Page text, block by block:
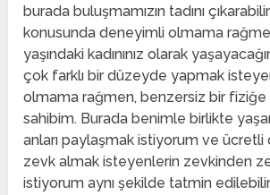
burada buluşmamızın tadını
konusunda deneyimli olmama
yaşındaki kadınınız olarak
çok farklı bir düzeyde yapmak
olmama rağmen, benzersiz bir
sahibim. Burada benimle birlikte
anları paylaşmak istiyorum ve
zevk almak isteyenlerin zevkinden
istiyorum aynı şekilde tatmin